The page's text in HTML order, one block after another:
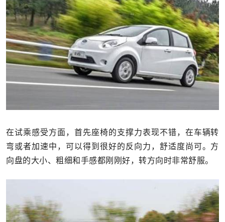
在试乘感受方面，首先座椅的支撑力表现不错，在车辆转
弯或者加速中，可以得到很好的反向力，舒适度尚可。方
向盘的大小、粗细和手感都刚刚好，转方向时非常舒服。